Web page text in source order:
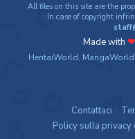
Digimon Ghost
Anime - 2021 - 23
All files on this site are the
In case of copyright
Made with ❤
HentaiWorld, MangaWorld
Contattaci
Policy sulla privacy